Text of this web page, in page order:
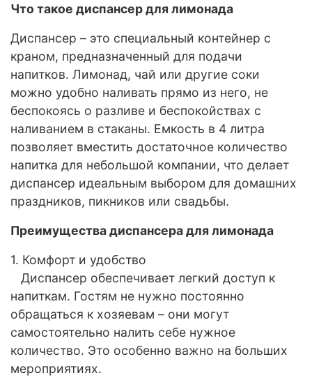
Что такое диспансер для лимонада
Диспансер – это специальный контейнер с
краном, предназначенный для подачи
напитков. Лимонад, чай или другие соки
можно удобно наливать прямо из него, не
беспокоясь о разливе и беспокойствах с
наливанием в стаканы. Емкость в 4 литра
позволяет вместить достаточное количество
напитка для небольшой компании, что делает
диспансер идеальным выбором для домашних
праздников, пикников или свадьбы.
Преимущества диспансера для лимонада
1. Комфорт и удобство
Диспансер обеспечивает легкий доступ к
напиткам. Гостям не нужно постоянно
обращаться к хозяевам – они могут
самостоятельно налить себе нужное
количество. Это особенно важно на больших
мероприятиях.